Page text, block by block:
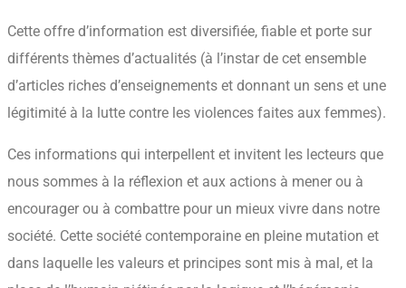
Cette offre d’information est diversifiée, fiable et porte sur
différents thèmes d’actualités (à l’instar de cet ensemble
d’articles riches d’enseignements et donnant un sens et une
légitimité à la lutte contre les violences faites aux femmes).
Ces informations qui interpellent et invitent les lecteurs que
nous sommes à la réflexion et aux actions à mener ou à
encourager ou à combattre pour un mieux vivre dans notre
société. Cette société contemporaine en pleine mutation et
dans laquelle les valeurs et principes sont mis à mal, et la